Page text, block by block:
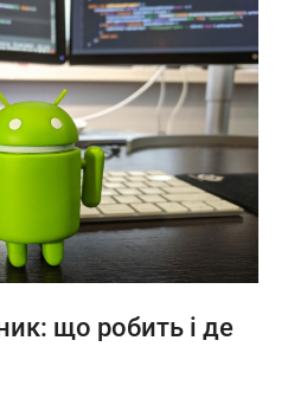
що робить і де